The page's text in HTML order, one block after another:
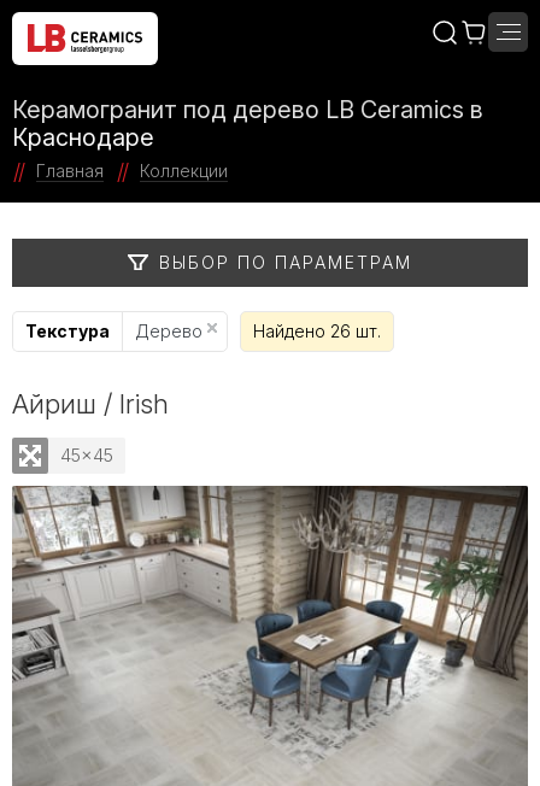
Керамогранит под дерево LB Ceramics в
Краснодаре
Главная Коллекции
ВЫБОР ПО ПАРАМЕТРАМ
Текстура Дерево Найдено 26 шт.
Айриш / Irish
45x45